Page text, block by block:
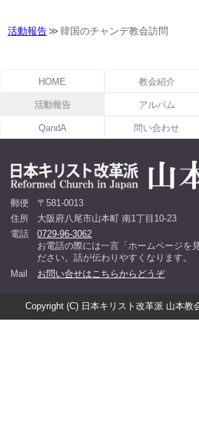
活動報告 韓国のチャンデ教会訪問
HOME 教会紹介
活動報告 アルバム
QandA 問い合わせ
郵便
〒581-0013
住所
大阪府八尾市山本町 南1丁目10-23
電話
0729-96-3062
お電話の際には一言「ホームページを
ださい。話が伝わりやすくなります。
Mail
お問い合せはこちらからどうぞ
Copyright (C) 日本キリスト改革派 山本教